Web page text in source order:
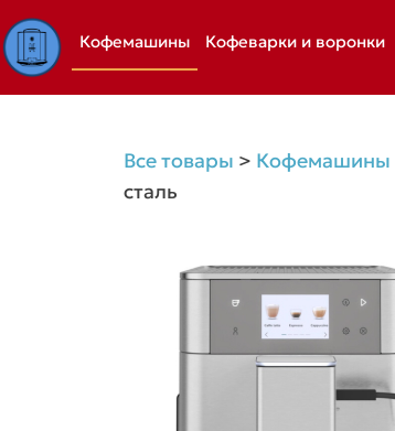
Перейти
к
содержимому
Кофемашины Кофеварки и воронки
Все товары > Кофемашины
сталь